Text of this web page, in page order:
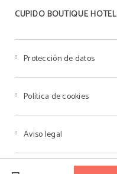
CUPIDO BOUTIQUE HOTEL
Protección de datos
Política de cookies
Aviso legal